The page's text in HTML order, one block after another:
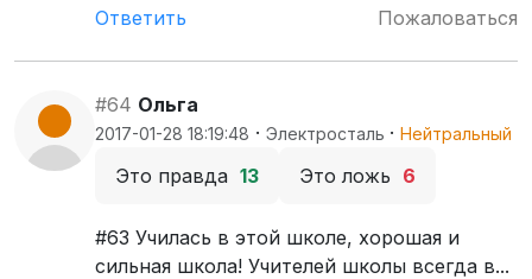
Ответить
Пожаловаться
#64 Ольга
2017-01-28 18:19:48 · Электросталь · Нейтральный
Это правда 13 Это ложь 6
#63 Училась в этой школе, хорошая и
сильная школа! Учителей школы всегда в...